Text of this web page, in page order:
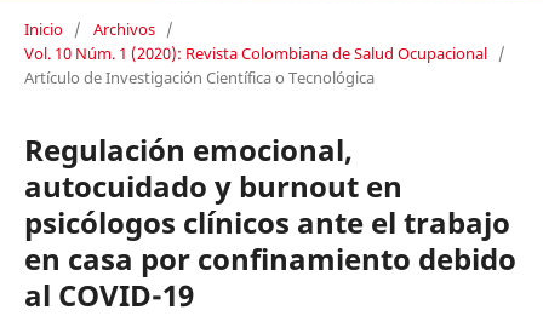
Inicio / Archivos /
Vol. 10 Núm. 1 (2020): Revista Colombiana de Salud Ocupacional /
Artículo de Investigación Científica o Tecnológica
Regulación emocional,
autocuidado y burnout en
psicólogos clínicos ante el trabajo
en casa por confinamiento debido
al COVID-19